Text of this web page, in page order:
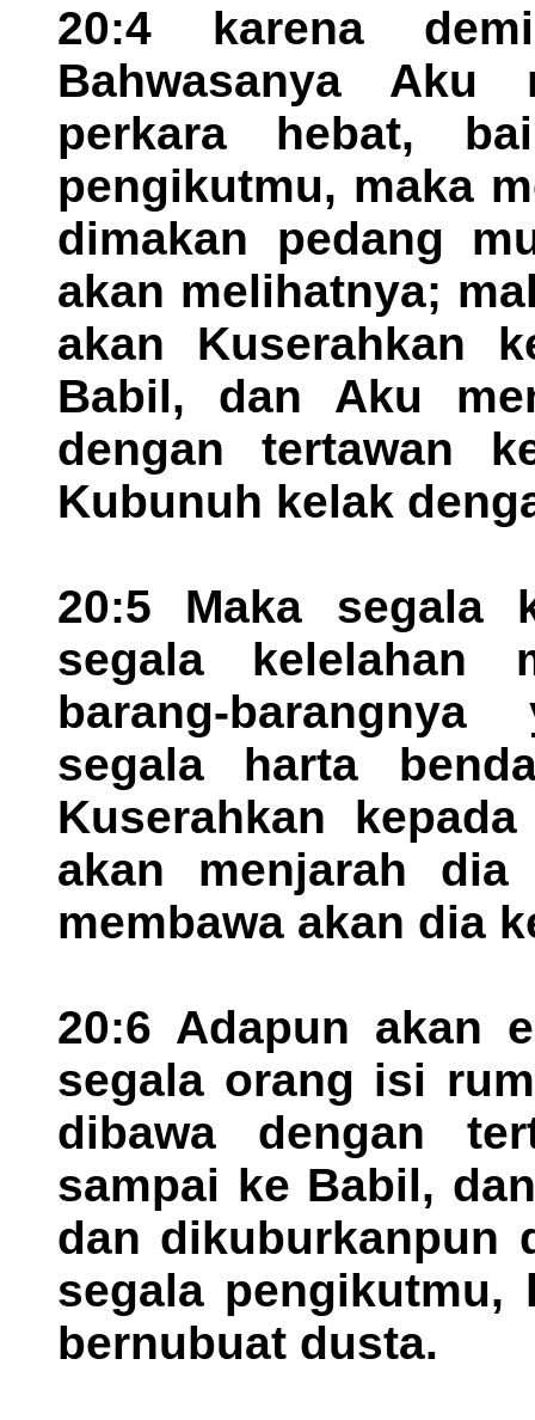
20:4 karena
Bahwasanya Aku
perkara hebat,
pengikutmu, maka
dimakan pedang
akan melihatnya;
akan Kuserahkan
Babil, dan Aku
dengan tertawan
Kubunuh kelak
20:5 Maka segala
segala kelelahan
barang-
segala harta
Kuserahkan
akan menjarah
membawa akan dia
20:6 Adapun akan
segala orang isi
dibawa dengan
sampai ke Babil,
dan dikuburkanpun
segala pengikutmu,
bernubuat dusta.